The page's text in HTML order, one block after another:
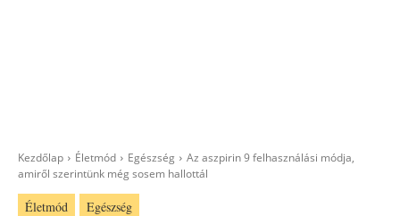
Kezdőlap Életmód Egészség
Az aszpirin 9 felhasználási módja,
amiről szerintünk még sosem hallottál
Életmód Egészség